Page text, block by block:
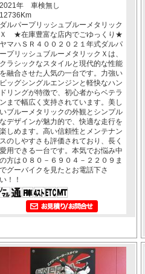
2021年 車検無し
12736Km
ダルパープリッシュブルーメタリック
Ｘ ★在庫豊富な店内でごゆっくり★
ヤマハＳＲ４００２０２１年式ダルパ
ープリッシュブルーメタリックＸは、
クラシックなスタイルと現代的な性能
を融合させた人気の一台です。力強い
ビッグシングルエンジンと軽快なハン
ドリングが特徴で、初心者からベテラ
ンまで幅広く支持されています。美し
いブルーメタリックの外観とシンプル
なデザインが魅力的で、快適な走行を
楽しめます。高い信頼性とメンテナン
スのしやすさも評価されており、長く
愛用できる一台です。本気でお悩み中
の方は０８０－６９０４－２２０９ま
でグーバイクを見たとお電話下さ
い！！